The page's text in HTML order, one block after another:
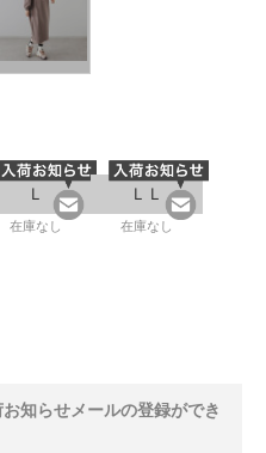
Ｌ
在庫なし
ＬＬ
在庫なし
知らせメールの登録ができ